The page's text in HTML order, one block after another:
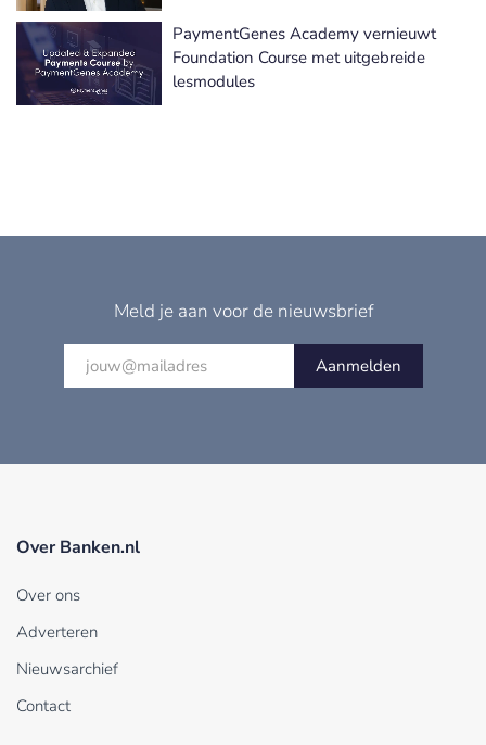
PaymentGenes Academy vernieuwt
Foundation Course met uitgebreide
lesmodules
Meld je aan voor de nieuwsbrief
Aanmelden
Over Banken.nl
Over ons
Adverteren
Nieuwsarchief
Contact